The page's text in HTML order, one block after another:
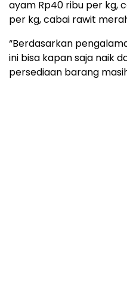
ayam Rp40 ribu per kg,
per kg, cabai rawit
“Berdasarkan
ini bisa kapan saja naik
persediaan barang